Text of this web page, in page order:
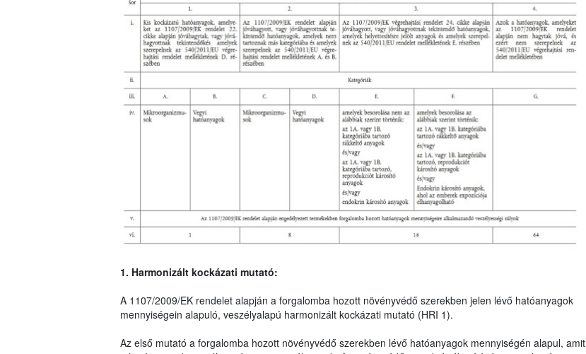
1. Harmonizált kockázati mutató:
A 1107/2009/EK rendelet alapján a forgalomba hozott növényvédő szerekben jelen lévő hatóanyagok
mennyiségein alapuló, veszélyalapú harmonizált kockázati mutató (HRI 1).
Az első mutató a forgalomba hozott növényvédő szerekben lévő hatóanyagok mennyiségén alapul, amit